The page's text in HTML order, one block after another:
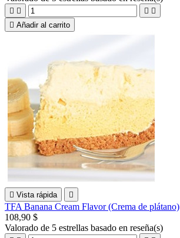
   
 Añadir al carrito
 Vista rápida 
TFA Banana Cream Flavor (Crema de plátano)
108,90 $
Valorado de 5 estrellas basado en reseña(s)